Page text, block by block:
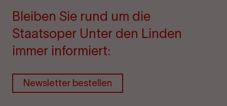
Bleiben Sie rund um die
Staatsoper Unter den Linden
immer informiert:
Newsletter bestellen